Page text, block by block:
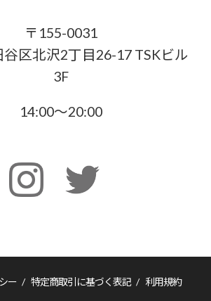
〒155-0031
区北沢2丁目26-17 TSKビル
3F
14:00〜20:00
ー / 特定商取引に基づく表記 / 利用規約